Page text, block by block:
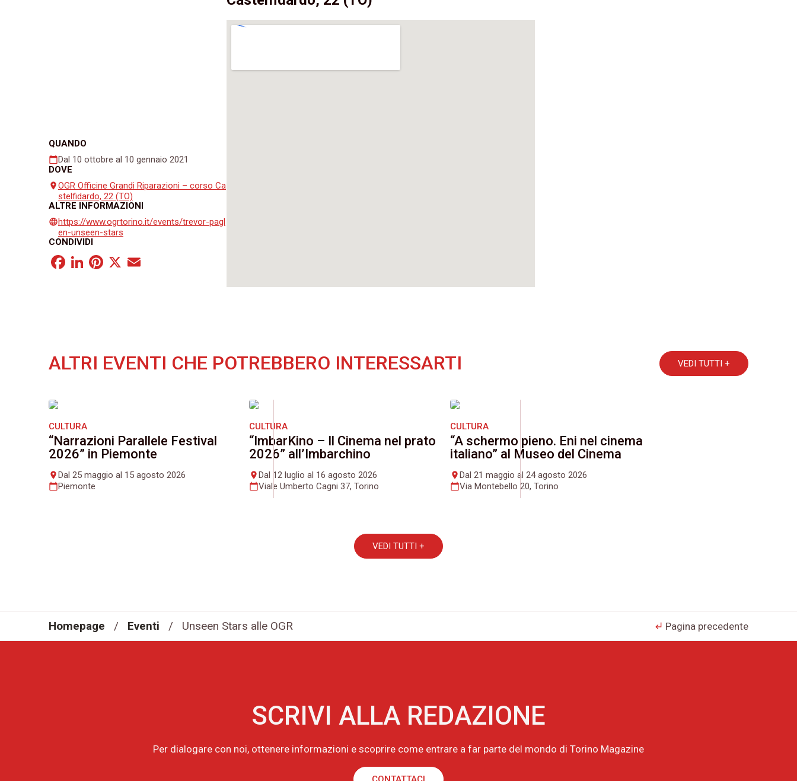
QUANDO
calendar_todayDal 10 ottobre al 10 gennaio 2021
DOVE
placeOGR Officine Grandi Riparazioni – corso Ca
stelfidardo, 22 (TO)
ALTRE INFORMAZIONI
languagehttps://www.ogrtorino.it/events/trevor-pagl
en-unseen-stars
CONDIVIDI
Facebook
LinkedIn
Pinterest
X
ALTRI EVENTI CHE POTREBBERO INTERESSARTI VEDI TUTTI +
CULTURA
“Narrazioni Parallele Festival
2026” in Piemonte
placeDal 25 maggio al 15 agosto 2026
calendar_todayPiemonte
CULTURA
“ImbarKino – Il Cinema nel prato
2026” all’Imbarchino
place Dal 12 luglio al 16 agosto 2026
calendar_todayViale Umberto Cagni 37, Torino
CULTURA
“A schermo pieno. Eni nel cinema
italiano” al Museo del Cinema
placeDal 21 maggio al 24 agosto 2026
calendar_todayVia Montebello 20, Torino
VEDI TUTTI +
Homepage / Eventi / Unseen Stars alle OGR subdirectory_arrow_left Pagina precedente
SCRIVI ALLA REDAZIONE
Per dialogare con noi, ottenere informazioni e scoprire come entrare a far parte del mondo di Torino Magazine